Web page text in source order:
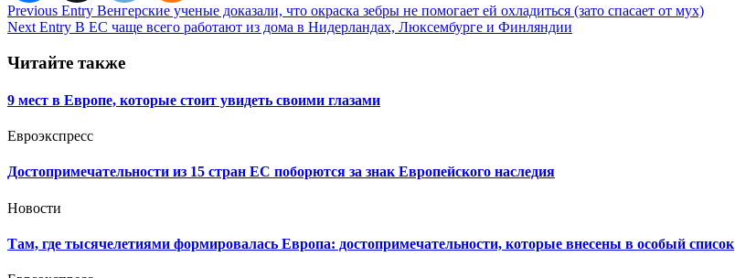
Навигация
по
записям
Previous Entry Венгерские ученые доказали, что окраска зебры не помогает ей охладиться (зато спасает от мух)
Next Entry В ЕС чаще всего работают из дома в Нидерландах, Люксембурге и Финляндии
Читайте также
9 мест в Европе, которые стоит увидеть своими глазами
Евроэкспресс
Достопримечательности из 15 стран ЕС поборются за знак Европейского наследия
Новости
Там, где тысячелетиями формировалась Европа: достопримечательности, которые внесены в особый список